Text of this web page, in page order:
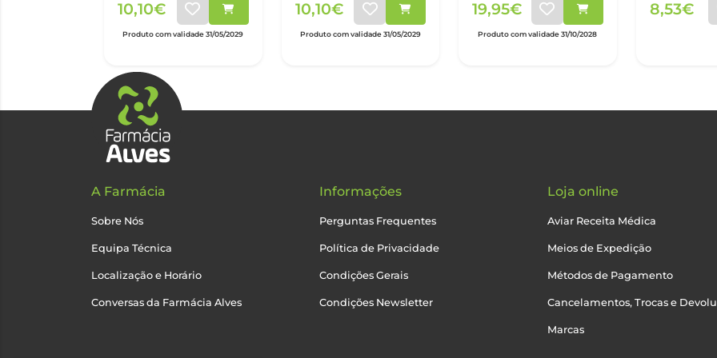
10,10€
Produto com validade 31/05/2029
10,10€
Produto com validade 31/05/2029
19,95€
Produto com validade 31/10/2028
8,53€
A Farmácia
Sobre Nós
Equipa Técnica
Localização e Horário
Conversas da Farmácia Alves
Informações
Perguntas Frequentes
Política de Privacidade
Condições Gerais
Condições Newsletter
Loja online
Aviar Receita Médica
Meios de Expedição
Métodos de Pagamento
Cancelamentos, Trocas e
Marcas